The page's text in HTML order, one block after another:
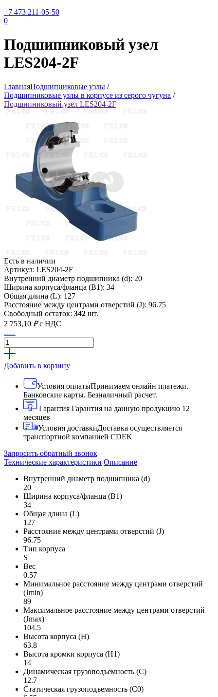
+7 473 211-05-50
0
Подшипниковый узел
LES204-2F
ГлавнаяПодшипниковые узлы /
Подшипниковые узлы в корпусе из серого чугуна /
Подшипниковый узел LES204-2F
Есть в наличии
Артикул: LES204-2F
Внутренний диаметр подшипника (d): 20
Ширина корпуса/фланца (B1): 34
Общая длина (L): 127
Расстояние между центрами отверстий (J): 96.75
Свободный остаток: 342 шт.
2 753,10 ₽ с НДС
Добавить в корзину
Условия оплатыПринимаем онлайн платежи.
Банковские карты. Безналичный расчет.
Гарантия Гарантия на данную продукцию 12
месяцев
Условия доставкиДоставка осуществляется
транспортной компанией CDEK
Запросить обратный звонок
Технические характеристики Описание
Внутренний диаметр подшипника (d)
20
Ширина корпуса/фланца (B1)
34
Общая длина (L)
127
Расстояние между центрами отверстий (J)
96.75
Тип корпуса
S
Вес
0.57
Минимальное расстояние между центрами отверстий
(Jmin)
89
Максимальное расстояние между центрами отверстий
(Jmax)
104.5
Высота корпуса (H)
63.8
Высота кромки корпуса (H1)
14
Динамическая грузоподъемность (C)
12.7
Статическая грузоподъемность (C0)